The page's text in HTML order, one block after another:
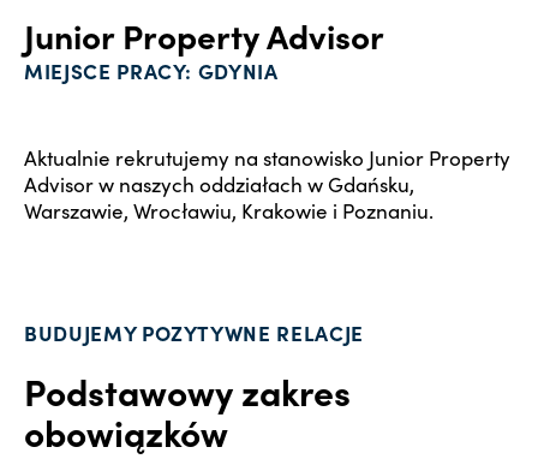
Junior Property Advisor
MIEJSCE PRACY: GDYNIA
Aktualnie rekrutujemy na stanowisko Junior Property
Advisor w naszych oddziałach w Gdańsku,
Warszawie, Wrocławiu, Krakowie i Poznaniu.
BUDUJEMY POZYTYWNE RELACJE
Podstawowy zakres
obowiązków